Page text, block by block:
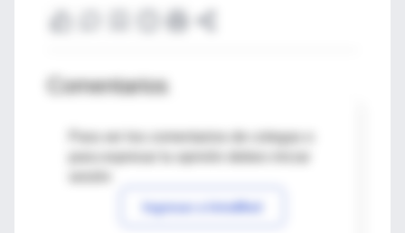
Comentarios
Para ver los comentarios de colegas o
Ingresar a IntraMed